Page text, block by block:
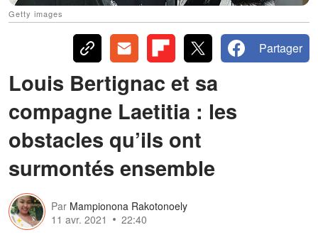
Getty images
Partager
Louis Bertignac et sa
compagne Laetitia : les
obstacles qu’ils ont
surmontés ensemble
Par Mampionona Rakotonoely
11 avr. 2021
22:40